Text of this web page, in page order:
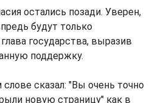
остались позади. Уверен,
будут только
государства, выразив
поддержку.
сказал: "Вы очень точно
новую страницу" как в